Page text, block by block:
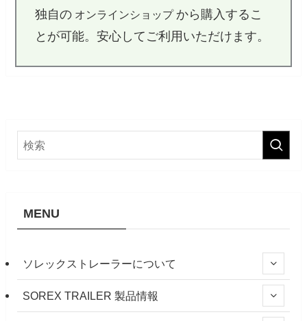
独自の オンラインショップ から購入するこ
とが可能。安心してご利用いただけます。
MENU
ソレックストレーラーについて
SOREX TRAILER 製品情報